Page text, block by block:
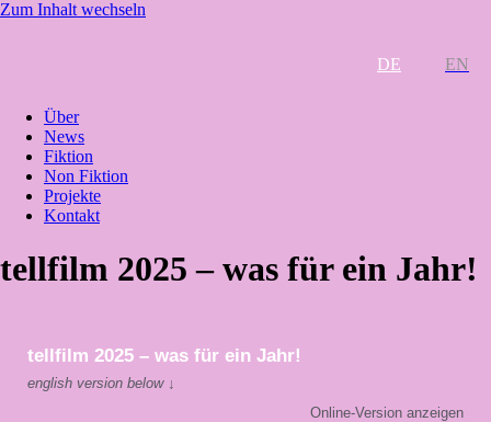
Zum Inhalt wechseln
DE EN
Über
News
Fiktion
Non Fiktion
Projekte
Kontakt
tellfilm 2025 – was für ein Jahr!
tellfilm 2025 – was für ein Jahr!
english version below ↓
Online-Version anzeigen